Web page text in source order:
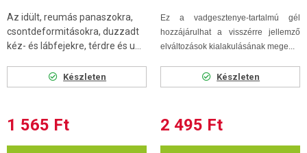
Az idült, reumás panaszokra,
csontdeformitásokra, duzzadt
kéz- és lábfejekre, térdre és u...
Készleten
1 565 Ft
Ez a vadgesztenye-tartalmú gél
hozzájárulhat a visszérre jellemző
elváltozások kialakulásának mege...
Készleten
2 495 Ft